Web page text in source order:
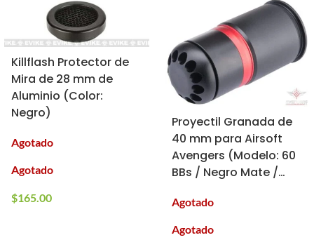
Killflash Protector de
Mira de 28 mm de
Aluminio (Color:
Negro)
Agotado
Agotado
$165.00
Proyectil Granada de
40 mm para Airsoft
Avengers (Modelo: 60
BBs / Negro Mate /
Agotado
Agotado